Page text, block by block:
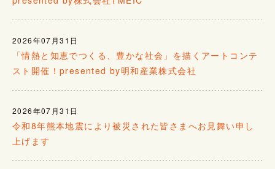
2026年07月31日
「情熱と知恵でつくる、豊かな社会」を描くアートコンテ
スト開催！presented by明和産業株式会社
2026年07月31日
令和8年熊本地震により被災された皆さまへお見舞い申し
上げます